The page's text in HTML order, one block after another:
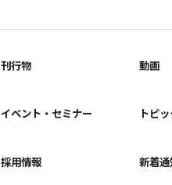
刊行物
イベント・セミナー
採用情報
動画
トピ
新着